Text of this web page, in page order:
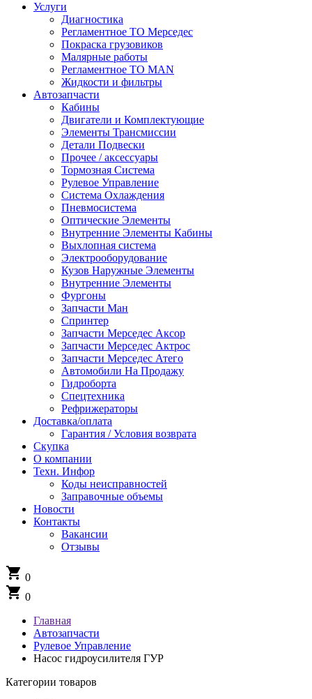
Услуги
Диагностика
Регламентное ТО Мерседес
Покраска грузовиков
Малярные работы
Регламентное ТО MAN
Жидкости и фильтры
Автозапчасти
Кабины
Двигатели и Комплектующие
Элементы Трансмиссии
Детали Подвески
Прочее / аксессуары
Тормозная Система
Рулевое Управление
Система Охлаждения
Пневмосистема
Оптические Элементы
Внутренние Элементы Кабины
Выхлопная система
Электрооборудование
Кузов Наружные Элементы
Внутренние Элементы
Фургоны
Запчасти Ман
Спринтер
Запчасти Мерседес Аксор
Запчасти Мерседес Актрос
Запчасти Мерседес Атего
Автомобили На Продажу
Гидроборта
Спецтехника
Рефрижераторы
Доставка/оплата
Гарантия / Условия возврата
Скупка
О компании
Техн. Инфор
Коды неисправностей
Заправочные объемы
Новости
Контакты
Вакансии
Отзывы
shopping_cart 0
shopping_cart 0
Главная
Автозапчасти
Рулевое Управление
Насос гидроусилителя ГУР
Категории товаров